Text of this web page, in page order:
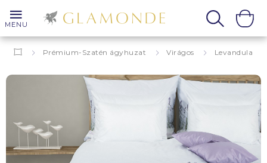
MENU
Prémium-Szatén ágyhuzat Virágos Levandula
Lavanda